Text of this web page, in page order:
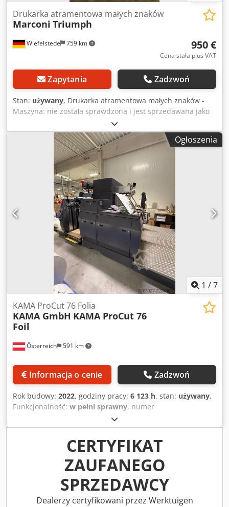
Wiefelstede 759 km
Drukarka atramentowa małych znaków
Marconi Triumph
950 €
Cena stała plus VAT
Zapytania Zadzwoń
Stan: używany, Drukarka atramentowa małych znaków -
Maszyna: nie została sprawdzona i jest sprzedawana jako
nośnik części zamiennych -Wymiary: 500/600/H1750 mm
Chedpfx Aeb A H Ivol Dea -Waga: 40 kg
Ogłoszenia
1 /7
Österreich 591 km
KAMA ProCut 76 Folia
KAMA GmbH KAMA ProCut 76
Foil
Informacja o cenie Zadzwoń
Rok budowy: 2022, godziny pracy: 6 123 h, stan: używany,
Funkcjonalność: w pełni sprawny, numer
, Stan jak nowy, prawie
nieużywany Codpfxeziaqfo Al Djha
CERTYFIKAT
ZAUFANEGO
SPRZEDAWCY
Dealerzy certyfikowani przez Werktuigen